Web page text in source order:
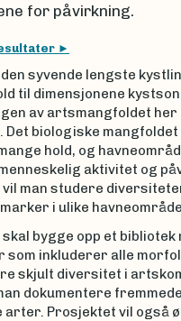
for påvirkning.
syvende lengste
til dimensjonene
av artsmangfoldet
Det biologiske
hold, og
aktivitet og
man studere
i ulike
bygge opp et bibliotek
som inkluderer alle
skjult diversitet i
dokumentere
Prosjektet vil også